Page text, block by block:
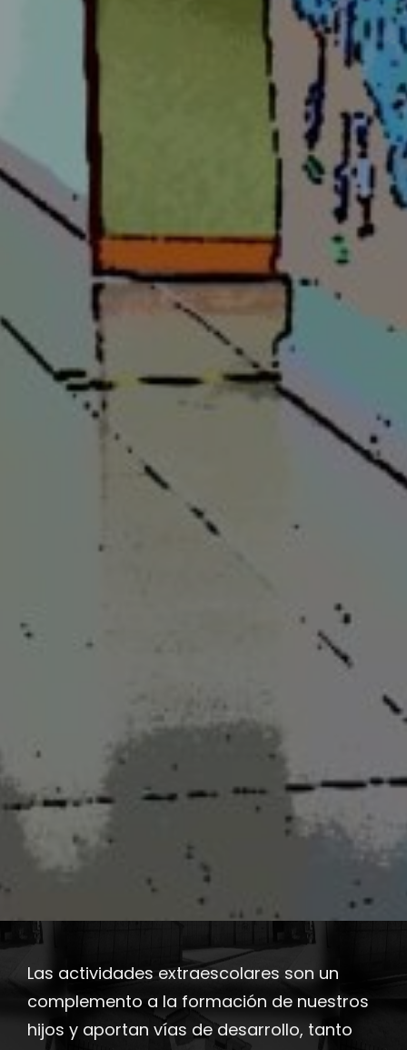
Las actividades extraescolares son un
complemento a la formación de nuestros
hijos y aportan vías de desarrollo, tanto